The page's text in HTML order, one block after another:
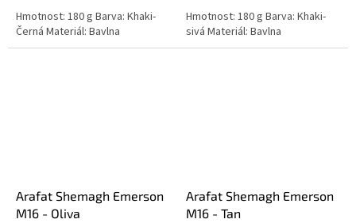
Hmotnost: 180 g Barva: Khaki-
Černá Materiál: Bavlna
Hmotnost: 180 g Barva: Khaki-
sivá Materiál: Bavlna
Arafat Shemagh Emerson
M16 - Oliva
Arafat Shemagh Emerson
M16 - Tan